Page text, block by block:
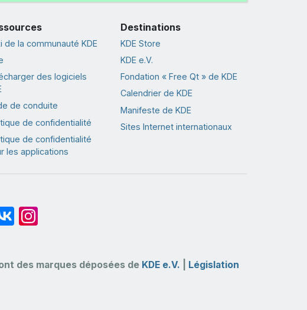
de la communauté KDE
des logiciels
de conduite
de confidentialité
de confidentialité
les applications
Destinations
KDE Store
KDE e.V.
Fondation « Free Qt » de KDE
Calendrier de KDE
Manifeste de KDE
Sites Internet internationaux
des marques déposées de KDE e.V. Législation